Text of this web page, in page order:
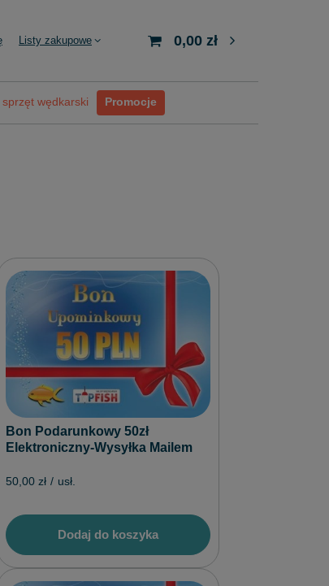
Listy zakupowe 0,00 zł
wędkarski Promocje
Bon Podarunkowy 50zł
Elektroniczny-Wysyłka Mailem
50,00 zł / usł.
Dodaj do koszyka